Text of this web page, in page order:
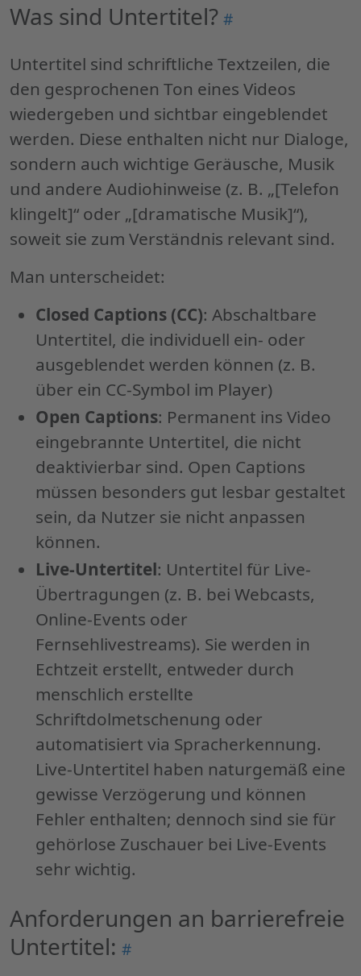
Open
Live
Captions)"
Was sind Untertitel? Permalink
sind
Untertitel?"
#
Untertitel sind schriftliche Textzeilen, die
den gesprochenen Ton eines Videos
wiedergeben und sichtbar eingeblendet
werden. Diese enthalten nicht nur Dialoge,
sondern auch wichtige Geräusche, Musik
und andere Audiohinweise (z. B. „[Telefon
klingelt]“ oder „[dramatische Musik]“),
soweit sie zum Verständnis relevant sind.
Man unterscheidet:
Closed Captions (CC): Abschaltbare
Untertitel, die individuell ein- oder
ausgeblendet werden können (z. B.
über ein CC-Symbol im Player)
Open Captions: Permanent ins Video
eingebrannte Untertitel, die nicht
deaktivierbar sind. Open Captions
müssen besonders gut lesbar gestaltet
sein, da Nutzer sie nicht anpassen
können.
Live-Untertitel: Untertitel für Live-
Übertragungen (z. B. bei Webcasts,
Online-Events oder
Fernsehlivestreams). Sie werden in
Echtzeit erstellt, entweder durch
menschlich erstellte
Schriftdolmetschenung oder
automatisiert via Spracherkennung.
Live-Untertitel haben naturgemäß eine
gewisse Verzögerung und können
Fehler enthalten; dennoch sind sie für
gehörlose Zuschauer bei Live-Events
sehr wichtig.
Anforderungen an barrierefreie
Untertitel: Permalink
#